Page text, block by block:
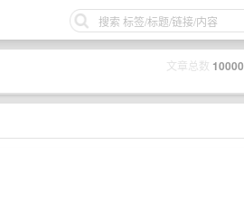
文章总数 10000